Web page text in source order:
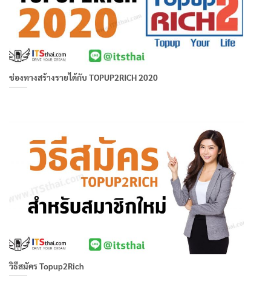
ช่องทางสร้างรายได้กับ TOPUP2RICH 2020
วิธีสมัคร Topup2Rich